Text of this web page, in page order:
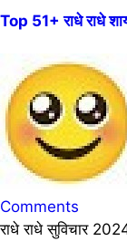
Top 51+ राधे राधे
Comments
राधे राधे सुविचार 2024 – राधा कृष्ण भगवान की प्रिय और परम भक्त मानी